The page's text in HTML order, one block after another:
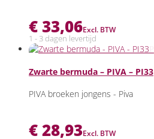
€33,06Excl. BTW
1 - 3 dagen levertijd
Zwarte bermuda – PIVA – PI33
PIVA broeken jongens - Piva
€28,93Excl. BTW